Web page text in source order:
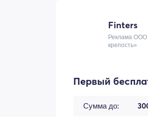
Finters
Реклама
крепость»
Первый
Сумма до: